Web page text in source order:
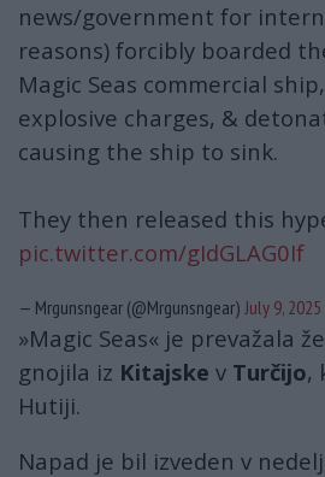
news/government for
reasons) forcibly boarded
Magic Seas commercial
explosive charges, &
causing the ship to sink.
They then released this
pic.twitter.com/gIdGLAG0If
— Mrgunsngear (@Mrgunsngear) July 9, 2025
»Magic Seas« je prevažala
gnojila iz Kitajske v Turčijo,
Hutiji.
Napad je bil izveden v